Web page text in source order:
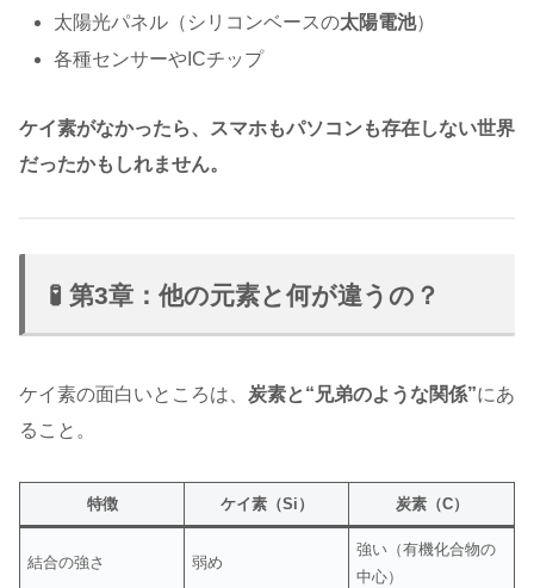
太陽光パネル（シリコンベースの太陽電池）
各種センサーやICチップ
ケイ素がなかったら、スマホもパソコンも存在しない世界
だったかもしれません。
🧪 第3章：他の元素と何が違うの？
ケイ素の面白いところは、 炭素と“兄弟のような関係”にあ
ること。
特徴 ケイ素（Si） 炭素（C）
結合の強さ 弱め
強い（有機化合物の
中心）